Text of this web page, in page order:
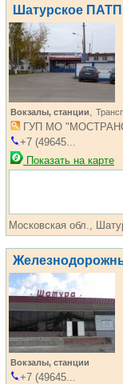
Шатурское ПАТП
Вокзалы, станции,
ГУП МО
+7 (49645...
Показать на карте
Московская обл.,
Вокзалы, станции
+7 (49645...